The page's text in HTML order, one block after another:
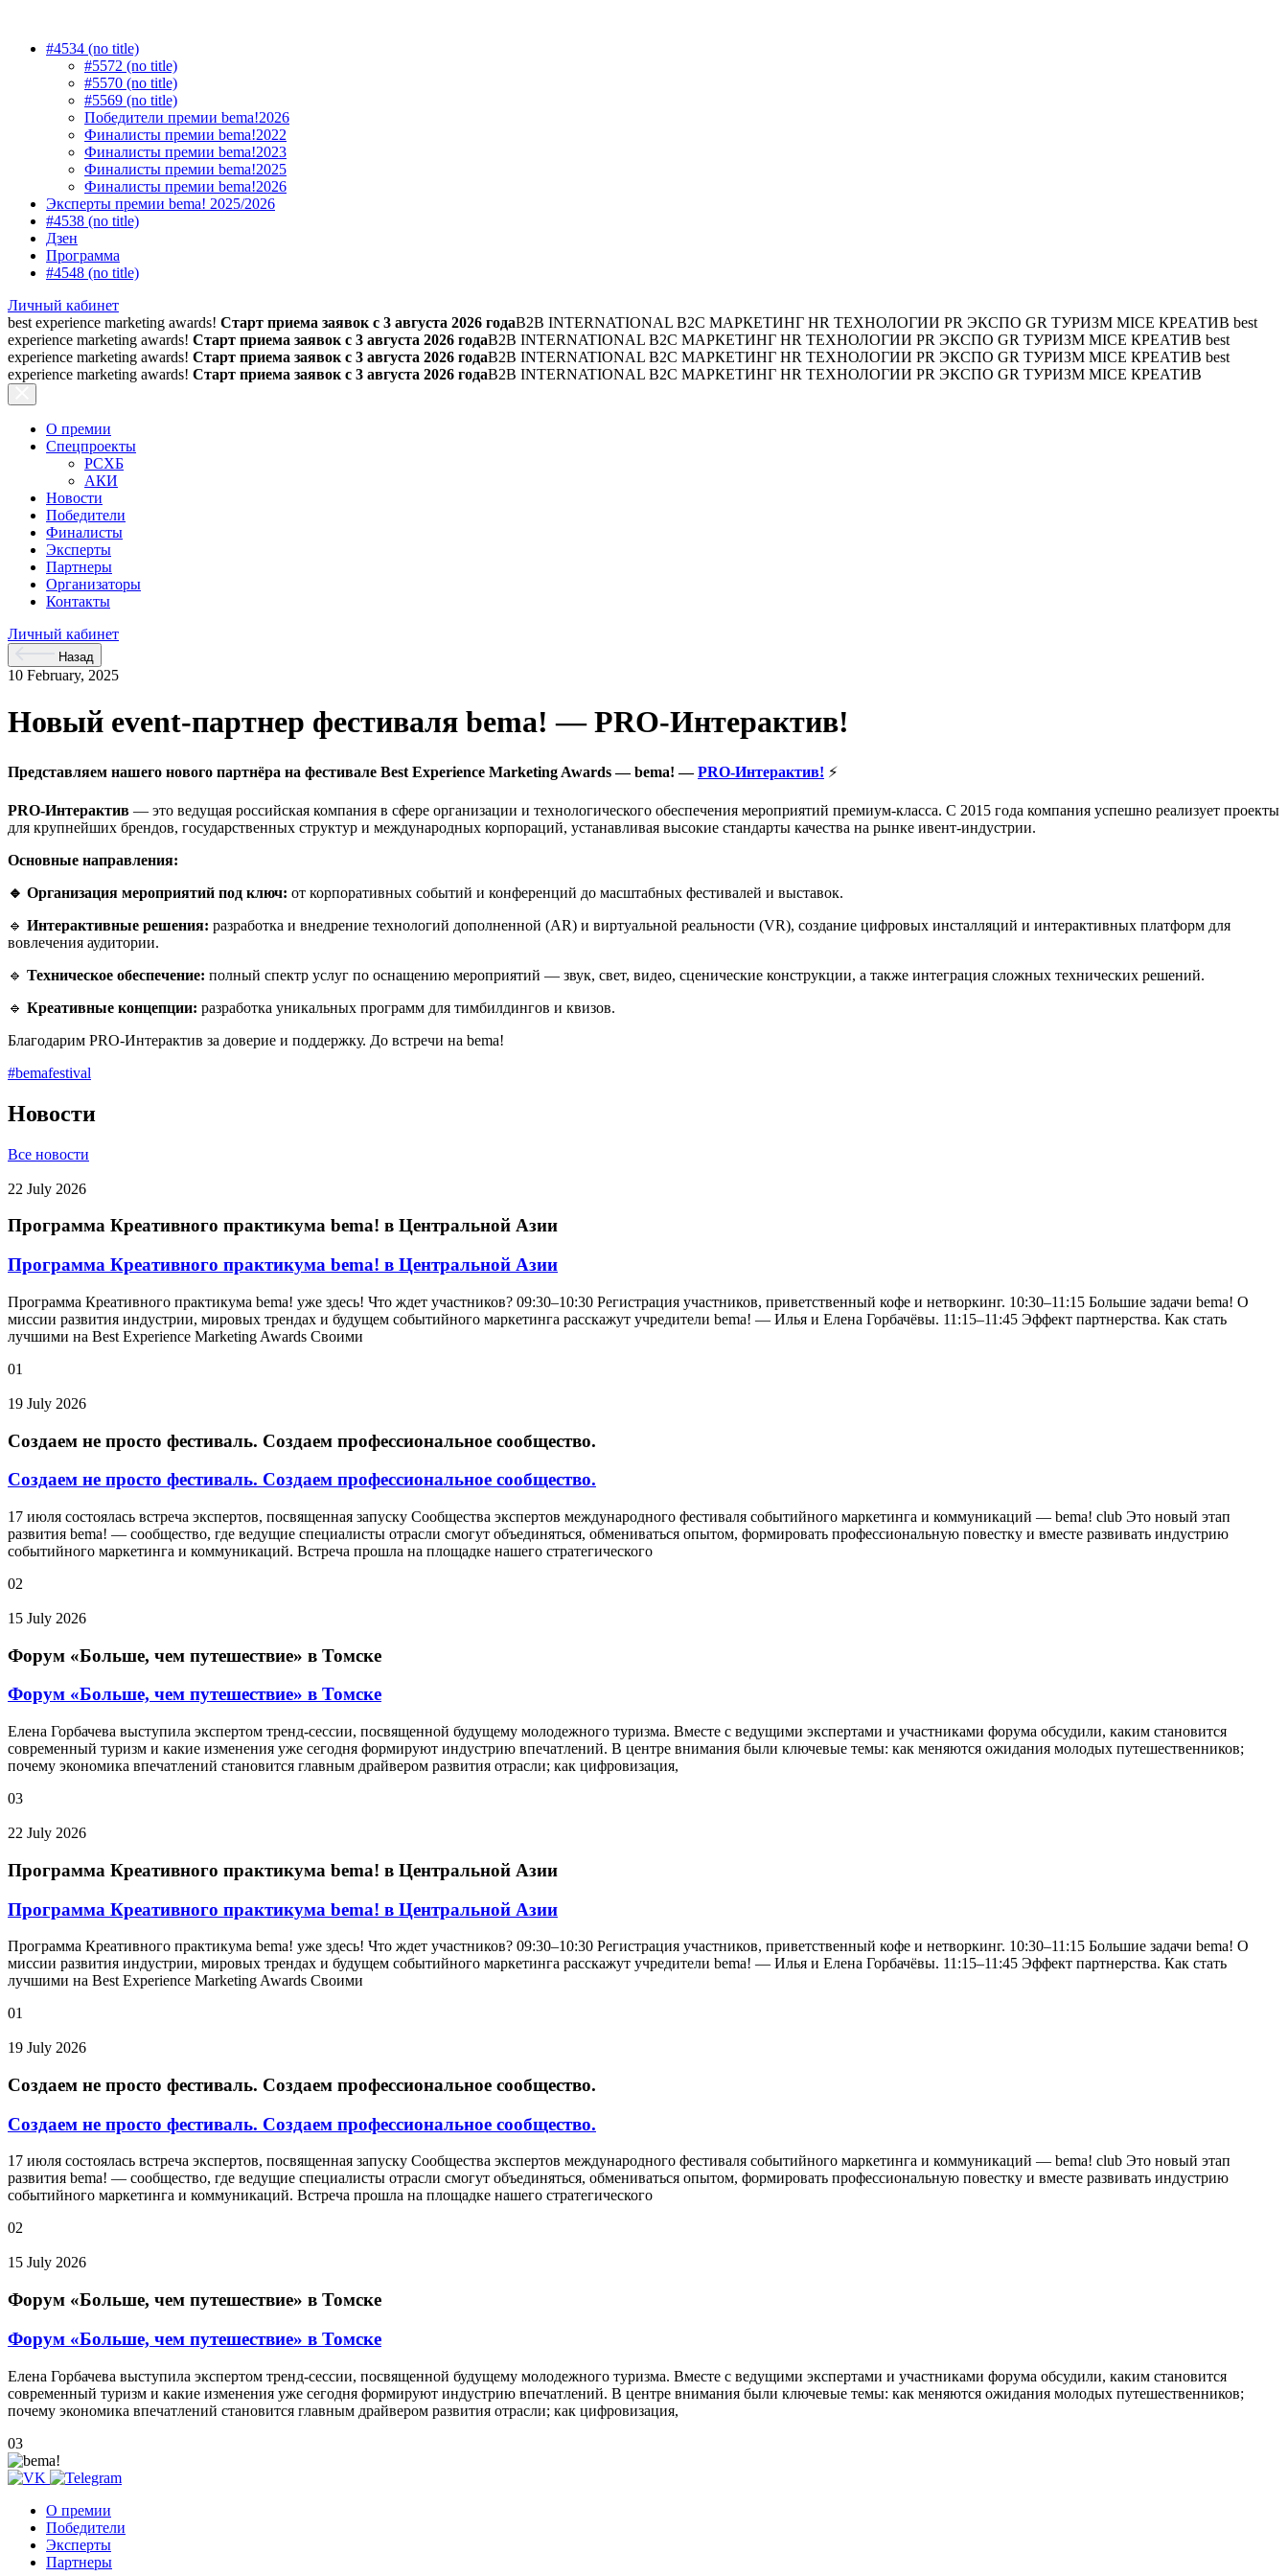
#4534 (no title)
#5572 (no title)
#5570 (no title)
#5569 (no title)
Победители премии bema!2026
Финалисты премии bema!2022
Финалисты премии bema!2023
Финалисты премии bema!2025
Финалисты премии bema!2026
Эксперты премии bema! 2025/2026
#4538 (no title)
Дзен
Программа
#4548 (no title)
Личный кабинет
best experience marketing awards! Старт приема заявок с 3 августа 2026 годаB2B INTERNATIONAL B2C МАРКЕТИНГ HR ТЕХНОЛОГИИ PR ЭКСПО GR ТУРИЗМ MICE КРЕАТИВ best
experience marketing awards! Старт приема заявок с 3 августа 2026 годаB2B INTERNATIONAL B2C МАРКЕТИНГ HR ТЕХНОЛОГИИ PR ЭКСПО GR ТУРИЗМ MICE КРЕАТИВ best
experience marketing awards! Старт приема заявок с 3 августа 2026 годаB2B INTERNATIONAL B2C МАРКЕТИНГ HR ТЕХНОЛОГИИ PR ЭКСПО GR ТУРИЗМ MICE КРЕАТИВ best
experience marketing awards! Старт приема заявок с 3 августа 2026 годаB2B INTERNATIONAL B2C МАРКЕТИНГ HR ТЕХНОЛОГИИ PR ЭКСПО GR ТУРИЗМ MICE КРЕАТИВ
О премии
Спецпроекты
РСХБ
АКИ
Новости
Победители
Финалисты
Эксперты
Партнеры
Организаторы
Контакты
Личный кабинет
Назад
10 February, 2025
Новый event-партнер фестиваля bema! — PRO-Интерактив!
Представляем нашего нового партнёра на фестивале Best Experience Marketing Awards — bema! —PRO-Интерактив! ⚡️
PRO-Интерактив — это ведущая российская компания в сфере организации и технологического обеспечения мероприятий премиум-класса. С 2015 года компания успешно реализует проекты
для крупнейших брендов, государственных структур и международных корпораций, устанавливая высокие стандарты качества на рынке ивент-индустрии.
Основные направления:
🔹 Организация мероприятий под ключ: от корпоративных событий и конференций до масштабных фестивалей и выставок.
🔹 Интерактивные решения: разработка и внедрение технологий дополненной (AR) и виртуальной реальности (VR), создание цифровых инсталляций и интерактивных платформ для
вовлечения аудитории.
🔹 Техническое обеспечение: полный спектр услуг по оснащению мероприятий — звук, свет, видео, сценические конструкции, а также интеграция сложных технических решений.
🔹 Креативные концепции: разработка уникальных программ для тимбилдингов и квизов.
Благодарим PRO-Интерактив за доверие и поддержку. До встречи на bema!
#bemafestival
Новости
Все новости
22 July 2026
Программа Креативного практикума bema! в Центральной Азии
Программа Креативного практикума bema! в Центральной Азии
Программа Креативного практикума bema! уже здесь! Что ждет участников? 09:30–10:30 Регистрация участников, приветственный кофе и нетворкинг. 10:30–11:15 Большие задачи bema! О
миссии развития индустрии, мировых трендах и будущем событийного маркетинга расскажут учредители bema! — Илья и Елена Горбачёвы. 11:15–11:45 Эффект партнерства. Как стать
лучшими на Best Experience Marketing Awards Своими
01
19 July 2026
Создаем не просто фестиваль. Создаем профессиональное сообщество.
Создаем не просто фестиваль. Создаем профессиональное сообщество.
17 июля состоялась встреча экспертов, посвященная запуску Сообщества экспертов международного фестиваля событийного маркетинга и коммуникаций — bema! club Это новый этап
развития bema! — сообщество, где ведущие специалисты отрасли смогут объединяться, обмениваться опытом, формировать профессиональную повестку и вместе развивать индустрию
событийного маркетинга и коммуникаций. Встреча прошла на площадке нашего стратегического
02
15 July 2026
Форум «Больше, чем путешествие» в Томске
Форум «Больше, чем путешествие» в Томске
Елена Горбачева выступила экспертом тренд-сессии, посвященной будущему молодежного туризма. Вместе с ведущими экспертами и участниками форума обсудили, каким становится
современный туризм и какие изменения уже сегодня формируют индустрию впечатлений. В центре внимания были ключевые темы: как меняются ожидания молодых путешественников;
почему экономика впечатлений становится главным драйвером развития отрасли; как цифровизация,
03
22 July 2026
Программа Креативного практикума bema! в Центральной Азии
Программа Креативного практикума bema! в Центральной Азии
Программа Креативного практикума bema! уже здесь! Что ждет участников? 09:30–10:30 Регистрация участников, приветственный кофе и нетворкинг. 10:30–11:15 Большие задачи bema! О
миссии развития индустрии, мировых трендах и будущем событийного маркетинга расскажут учредители bema! — Илья и Елена Горбачёвы. 11:15–11:45 Эффект партнерства. Как стать
лучшими на Best Experience Marketing Awards Своими
01
19 July 2026
Создаем не просто фестиваль. Создаем профессиональное сообщество.
Создаем не просто фестиваль. Создаем профессиональное сообщество.
17 июля состоялась встреча экспертов, посвященная запуску Сообщества экспертов международного фестиваля событийного маркетинга и коммуникаций — bema! club Это новый этап
развития bema! — сообщество, где ведущие специалисты отрасли смогут объединяться, обмениваться опытом, формировать профессиональную повестку и вместе развивать индустрию
событийного маркетинга и коммуникаций. Встреча прошла на площадке нашего стратегического
02
15 July 2026
Форум «Больше, чем путешествие» в Томске
Форум «Больше, чем путешествие» в Томске
Елена Горбачева выступила экспертом тренд-сессии, посвященной будущему молодежного туризма. Вместе с ведущими экспертами и участниками форума обсудили, каким становится
современный туризм и какие изменения уже сегодня формируют индустрию впечатлений. В центре внимания были ключевые темы: как меняются ожидания молодых путешественников;
почему экономика впечатлений становится главным драйвером развития отрасли; как цифровизация,
03
О премии
Победители
Эксперты
Партнеры